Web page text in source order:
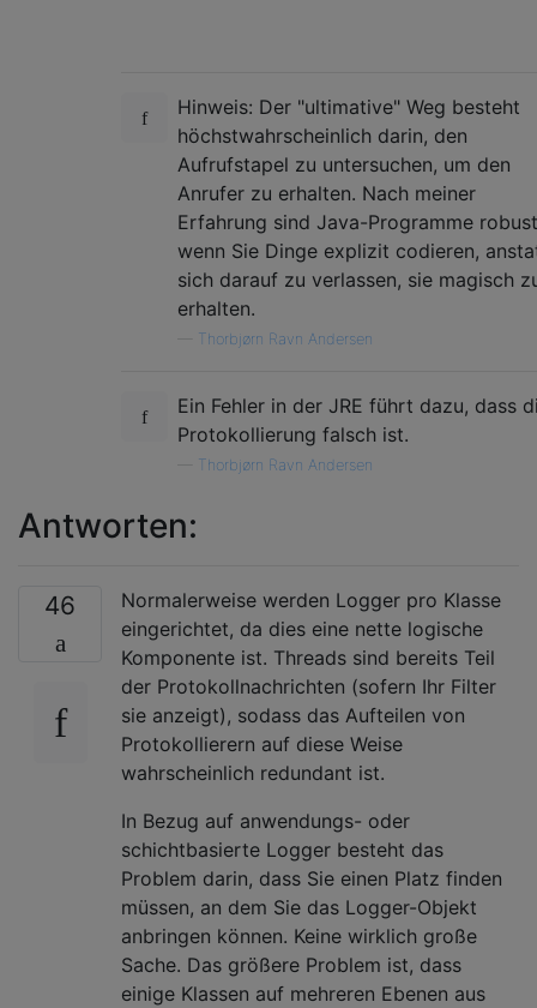
Hinweis: Der "ultimative" Weg besteht
höchstwahrscheinlich darin, den
Aufrufstapel zu untersuchen, um den
Anrufer zu erhalten. Nach meiner
Erfahrung sind Java-Programme
wenn Sie Dinge explizit codieren,
sich darauf zu verlassen, sie magisch
erhalten.
Thorbjørn Ravn Andersen
Ein Fehler in der JRE führt dazu, dass
Protokollierung falsch ist.
Thorbjørn Ravn Andersen
Antworten:
46
Normalerweise werden Logger pro Klasse
eingerichtet, da dies eine nette logische
Komponente ist. Threads sind bereits Teil
der Protokollnachrichten (sofern Ihr Filter
sie anzeigt), sodass das Aufteilen von
Protokollierern auf diese Weise
wahrscheinlich redundant ist.
In Bezug auf anwendungs- oder
schichtbasierte Logger besteht das
Problem darin, dass Sie einen Platz finden
müssen, an dem Sie das Logger-Objekt
anbringen können. Keine wirklich große
Sache. Das größere Problem ist, dass
einige Klassen auf mehreren Ebenen aus